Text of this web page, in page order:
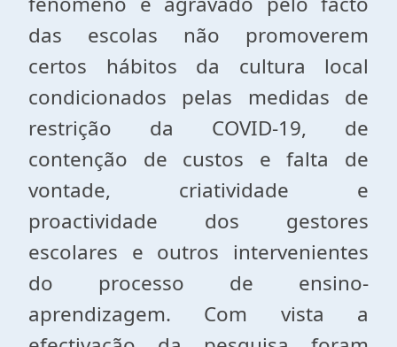
das escolas não promoverem
certos hábitos da cultura local
condicionados pelas medidas de
restrição da COVID-19, de
contenção de custos e falta de
vontade, criatividade e
proactividade dos gestores
escolares e outros intervenientes
do processo de ensino-
aprendizagem. Com vista a